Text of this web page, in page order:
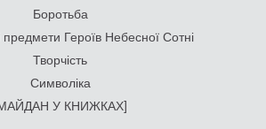
Боротьба
Героїв Небесної Сотні
Творчість
Символіка
У КНИЖКАХ]